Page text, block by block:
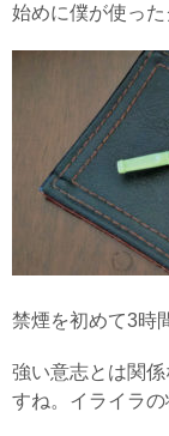
始めに僕が使っ
禁煙を初めて3時
強い意志とは関
すね。イライラの